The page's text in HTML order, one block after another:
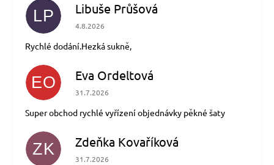
LP Libuše Průšová
Hodnocení obchodu je 5 z 5 hvězdiček.
4.8.2026
Rychlé dodání.Hezká sukně,
EO Eva Ordeltová
Hodnocení obchodu je 5 z 5 hvězdiček.
31.7.2026
Super obchod rychlé vyřízení objednávky pěkné šaty
ZK Zdeňka Kovaříková
Hodnocení obchodu je 5 z 5 hvězdiček.
31.7.2026